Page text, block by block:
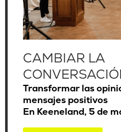
CAMBIAR LA
Transformar las
mensajes positivos
En Keeneland, 5 de